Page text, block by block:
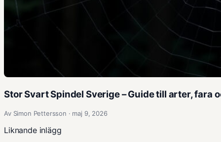
Stor Svart Spindel Sverige – Guide till arter, fara
Av Simon Pettersson · maj 9, 2026
Liknande inlägg